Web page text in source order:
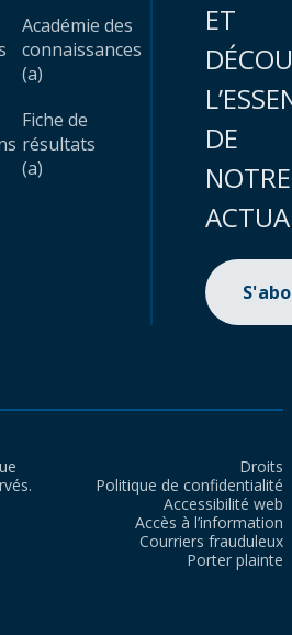
Académie des
connaissances
(a)
Fiche de
résultats
(a)
ET
DE
NOTRE
Droits
Politique de confidentialité
Accessibilité web
Accès à l’information
Courriers frauduleux
Porter plainte